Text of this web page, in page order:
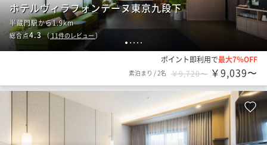
1 2 3 4 5
ホテルヴィラフォンテーヌ東京九段下
半蔵門駅から1.9km
総合点4.3（11件のレビュー ）
ポイント即利用で最大7％OFF
素泊まり /2名 ￥9,720〜 ￥9,039〜